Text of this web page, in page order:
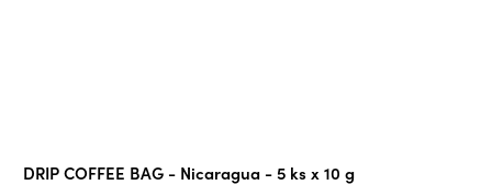
DRIP COFFEE BAG - Nicaragua - 5 ks x 10 g